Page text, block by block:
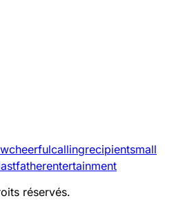
cheerfulcallingrecipientsmall
fatherentertainment
réservés.